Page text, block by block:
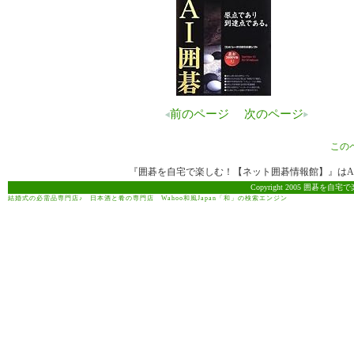
前のページ 次のページ
この
『囲碁を自宅で楽しむ！【ネット囲碁情報館】』
Copyright 2005 囲碁を自宅
結婚式の必需品専門店♪ 日本酒と肴の専門店 Wahoo和風Japan「和」の検索エンジン